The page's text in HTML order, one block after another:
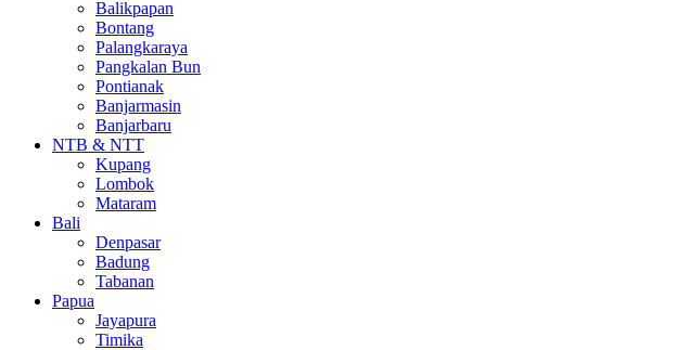
Balikpapan
Bontang
Palangkaraya
Pangkalan Bun
Pontianak
Banjarmasin
Banjarbaru
NTB & NTT
Kupang
Lombok
Mataram
Bali
Denpasar
Badung
Tabanan
Papua
Jayapura
Timika